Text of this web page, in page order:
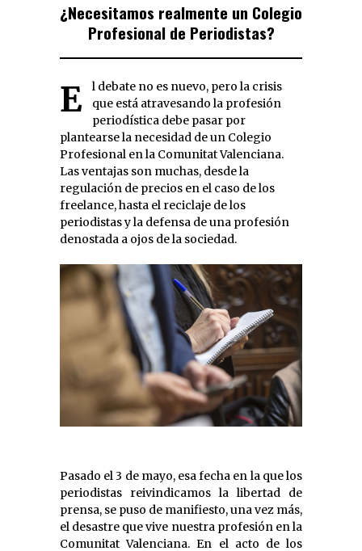
¿Necesitamos realmente un Colegio
Profesional de Periodistas?
El debate no es nuevo, pero la crisis
que está atravesando la profesión
periodística debe pasar por
plantearse la necesidad de un Colegio
Profesional en la Comunitat Valenciana.
Las ventajas son muchas, desde la
regulación de precios en el caso de los
freelance, hasta el reciclaje de los
periodistas y la defensa de una profesión
denostada a ojos de la sociedad.
Pasado el 3 de mayo, esa fecha en la que los
periodistas reivindicamos la libertad de
prensa, se puso de manifiesto, una vez más,
el desastre que vive nuestra profesión en la
Comunitat Valenciana. En el acto de los